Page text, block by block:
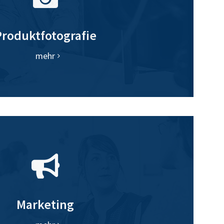
mehr
Marketing